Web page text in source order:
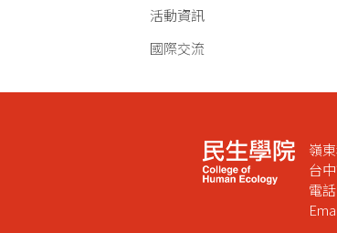
活動資訊
國際交流
嶺
台
電